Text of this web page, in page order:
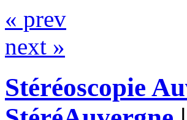
« prev
next »
Stéréoscopie